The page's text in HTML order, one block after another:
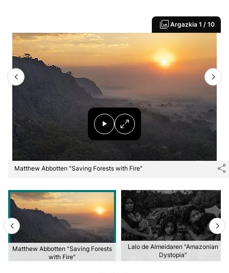
Argazkia 1 / 10
Matthew Abbotten "Saving Forests with Fire"
Matthew Abbotten "Saving Forests
with Fire"
Lalo de Almeidaren "Amazonian
Dystopia"